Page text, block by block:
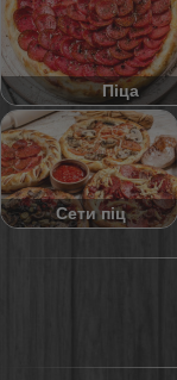
Піца
Сети піц